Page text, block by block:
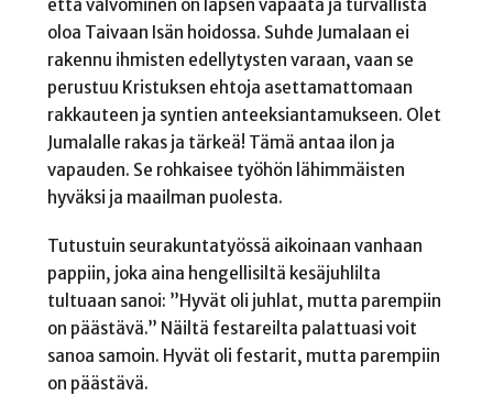
että valvominen on lapsen vapaata ja turvallista
oloa Taivaan Isän hoidossa. Suhde Jumalaan ei
rakennu ihmisten edellytysten varaan, vaan se
perustuu Kristuksen ehtoja asettamattomaan
rakkauteen ja syntien anteeksiantamukseen. Olet
Jumalalle rakas ja tärkeä! Tämä antaa ilon ja
vapauden. Se rohkaisee työhön lähimmäisten
hyväksi ja maailman puolesta.
Tutustuin seurakuntatyössä aikoinaan vanhaan
pappiin, joka aina hengellisiltä kesäjuhlilta
tultuaan sanoi: ”Hyvät oli juhlat, mutta parempiin
on päästävä.” Näiltä festareilta palattuasi voit
sanoa samoin. Hyvät oli festarit, mutta parempiin
on päästävä.